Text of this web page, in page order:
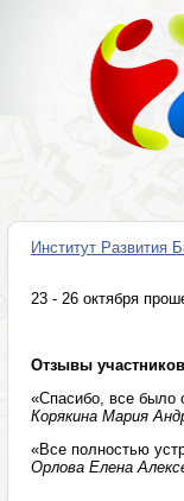
Институт Развития
23 - 26 октября
Отзывы
«Спасибо, все было
Корякина Мария
«Все полностью
Орлова Елена